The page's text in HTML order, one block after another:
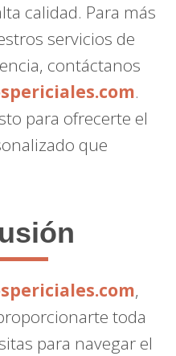
calidad. Para más
servicios de
contáctanos
.
para ofrecerte el
que
,
toda
para navegar el